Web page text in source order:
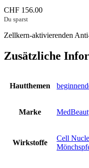
CHF 156.00
Du sparst
Zellkern-aktivierenden
Zusätzliche
Hautthemen
Marke
Wirkstoffe
Cell